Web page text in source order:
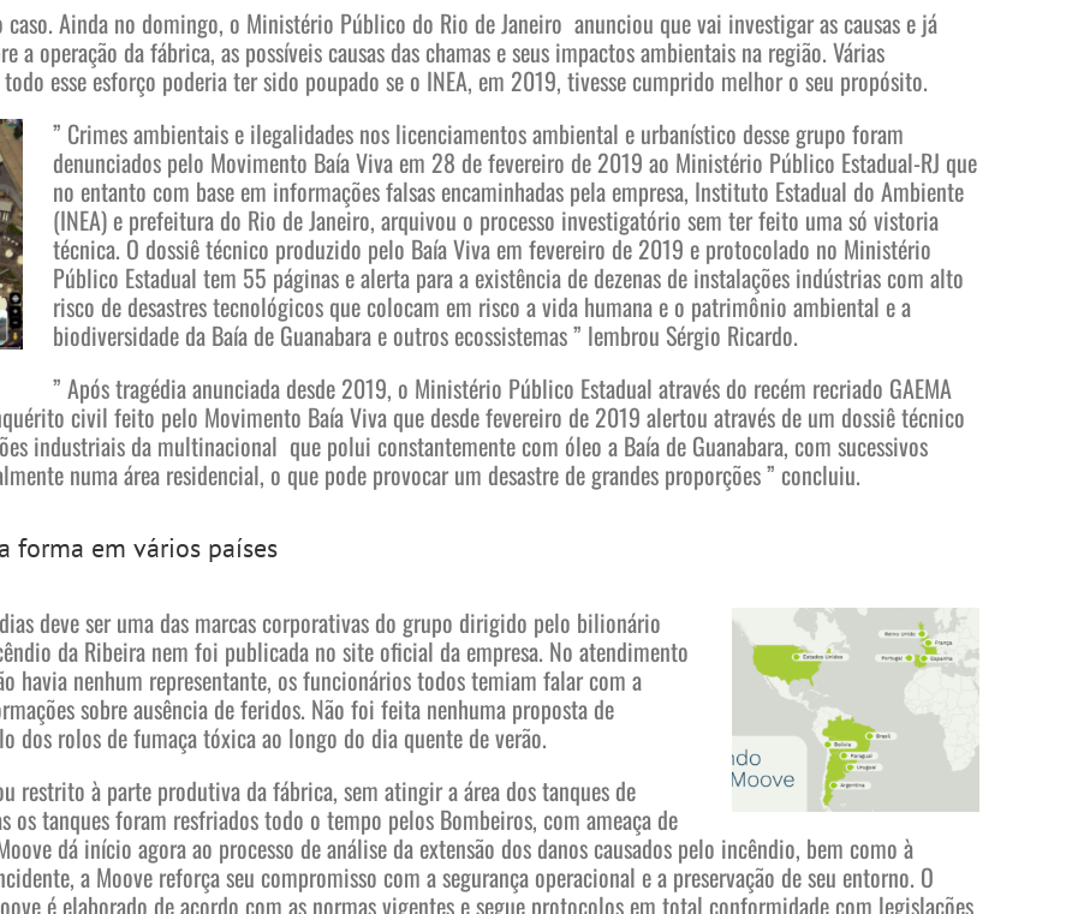
Ainda no domingo, o Ministério Público do Rio de Janeiro anunciou que vai investigar as causas e já
operação da fábrica, as possíveis causas das chamas e seus impactos ambientais na região. Várias
esse esforço poderia ter sido poupado se o INEA, em 2019, tivesse cumprido melhor o seu propósito.
” Crimes ambientais e ilegalidades nos licenciamentos ambiental e urbanístico desse grupo foram
denunciados pelo Movimento Baía Viva em 28 de fevereiro de 2019 ao Ministério Público Estadual-RJ que
no entanto com base em informações falsas encaminhadas pela empresa, Instituto Estadual do Ambiente
(INEA) e prefeitura do Rio de Janeiro, arquivou o processo investigatório sem ter feito uma só vistoria
técnica. O dossiê técnico produzido pelo Baía Viva em fevereiro de 2019 e protocolado no Ministério
Público Estadual tem 55 páginas e alerta para a existência de dezenas de instalações indústrias com alto
risco de desastres tecnológicos que colocam em risco a vida humana e o patrimônio ambiental e a
biodiversidade da Baía de Guanabara e outros ecossistemas ” lembrou Sérgio Ricardo.
” Após tragédia anunciada desde 2019, o Ministério Público Estadual através do recém recriado GAEMA
civil feito pelo Movimento Baía Viva que desde fevereiro de 2019 alertou através de um dossiê técnico
industriais da multinacional que polui constantemente com óleo a Baía de Guanabara, com sucessivos
numa área residencial, o que pode provocar um desastre de grandes proporções ” concluiu.
forma em vários países
deve ser uma das marcas corporativas do grupo dirigido pelo bilionário
da Ribeira nem foi publicada no site oficial da empresa. No atendimento
havia nenhum representante, os funcionários todos temiam falar com a
sobre ausência de feridos. Não foi feita nenhuma proposta de
dos rolos de fumaça tóxica ao longo do dia quente de verão.
restrito à parte produtiva da fábrica, sem atingir a área dos tanques de
os tanques foram resfriados todo o tempo pelos Bombeiros, com ameaça de
dá início agora ao processo de análise da extensão dos danos causados pelo incêndio, bem como à
a Moove reforça seu compromisso com a segurança operacional e a preservação de seu entorno. O
é elaborado de acordo com as normas vigentes e segue protocolos em total conformidade com legislações